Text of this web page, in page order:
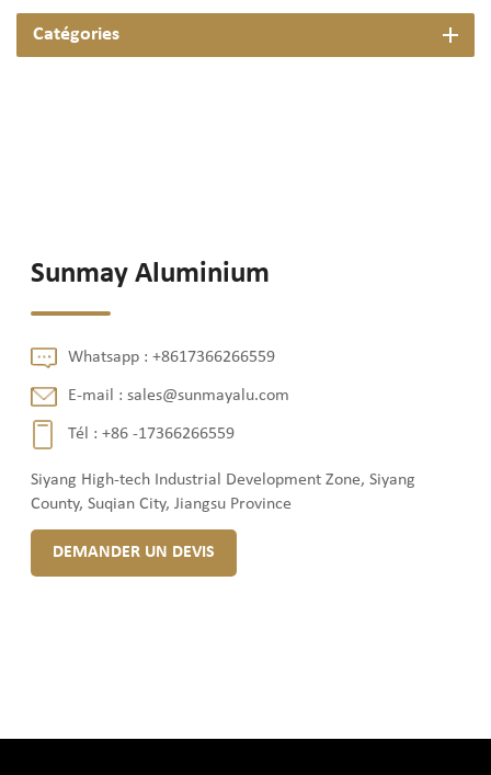
Catégories
Sunmay Aluminium
Whatsapp :+8617366266559
E-mail :sales@sunmayalu.com
Tél :+86 -17366266559
Siyang High-tech Industrial Development Zone, Siyang
County, Suqian City, Jiangsu Province
DEMANDER UN DEVIS